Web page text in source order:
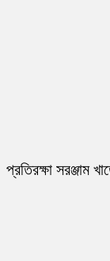
প্রতিরক্ষা সরঞ্জাম